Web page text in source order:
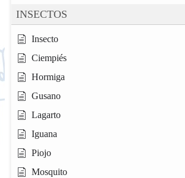
INSECTOS
Insecto
Ciempiés
Hormiga
Gusano
Lagarto
Iguana
Piojo
Mosquito